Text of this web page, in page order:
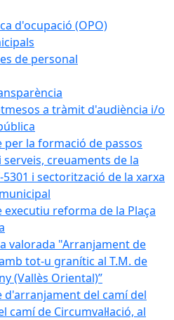
d'ocupació (OPO)
de personal
a tràmit d'audiència i/o
per la formació de passos
serveis, creuaments de la
5301 i sectorització de la xarxa
executiu reforma de la Plaça
valorada "Arranjament de
tot-u granític al T.M. de
(Vallès Oriental)”
d'arranjament del camí del
camí de Circumval·lació, al